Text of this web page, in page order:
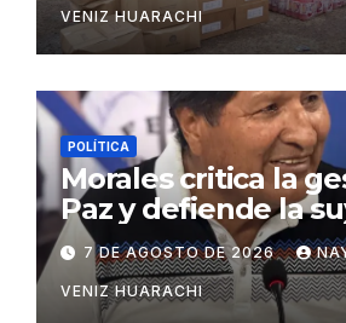
VENIZ HUARACHI
POLÍTICA
Morales critica la
Paz y defiende la
7 DE AGOSTO DE 2026
VENIZ HUARACHI